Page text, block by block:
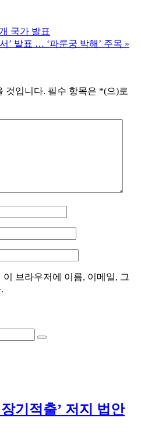
국가 발표
’ 발표 … ‘파룬궁 박해’ 주목 »
것입니다. 필수 항목은 *(으)로
브라우저에 이름, 이메일, 그
기적출’ 저지 법안